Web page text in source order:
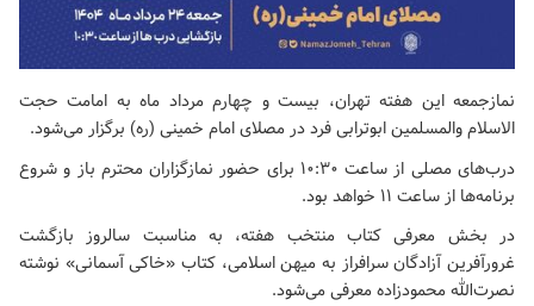
نمازجمعه این هفته تهران، بیست و چهارم مرداد ماه به امامت حجت
الاسلام والمسلمین ابوترابی فرد در مصلای امام خمینی (ره) برگزار می‌شود.
درب‌های مصلی از ساعت ۱۰:۳۰ برای حضور نمازگزاران محترم باز و شروع
برنامه‌ها از ساعت ۱۱ خواهد بود.
در بخش معرفی کتاب منتخب هفته، به مناسبت سالروز بازگشت
غرورآفرین آزادگان سرافراز به میهن اسلامی، کتاب «خاکی آسمانی» نوشته
نصرت‌الله محمودزاده معرفی می‌شود.